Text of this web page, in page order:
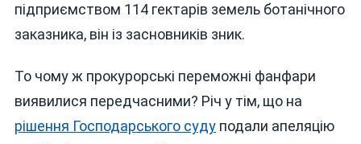
підприємством 114 гектарів земель ботанічного
заказника, він із засновників зник.
То чому ж прокурорські переможні фанфари
виявилися передчасними? Річ у тім, що на
рішення Господарського судуподали апеляцію